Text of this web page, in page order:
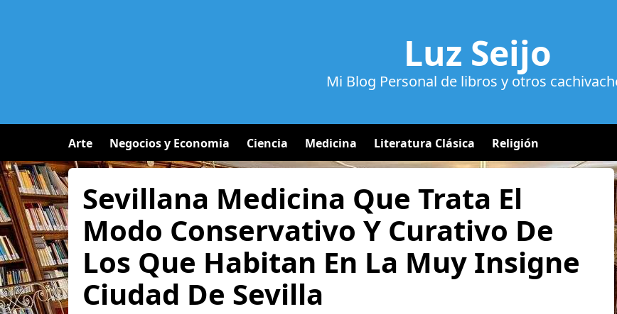
Luz Seijo
Mi Blog Personal de libros y otros
Arte Negocios y Economia Ciencia Medicina Literatura Clásica Religión
Sevillana Medicina Que Trata El
Modo Conservativo Y Curativo De
Los Que Habitan En La Muy Insigne
Ciudad De Sevilla